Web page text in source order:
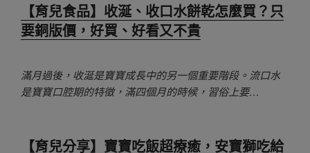
【育兒食品】收涎、收口水餅乾怎麼買？只
要銅版價，好買、好看又不貴
滿月過後，收涎是寶寶成長中的另一個重要階段。流口水
是寶寶口腔期的特徵，滿四個月的時候，習俗上要…
【育兒分享】寶寶吃飯超療癒，安寶獅吃給